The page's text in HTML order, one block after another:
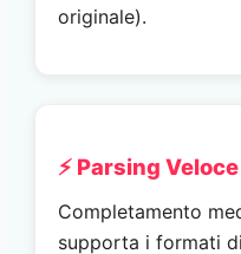
originale).
⚡ Parsing Veloce
Completamento
supporta i formati